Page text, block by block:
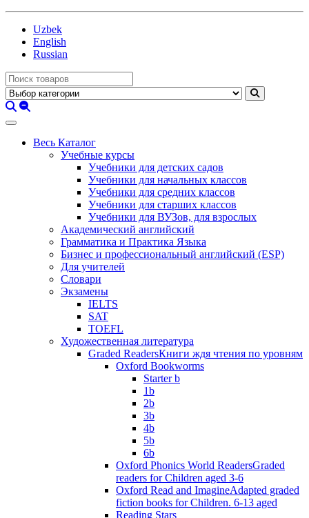
Uzbek
English
Russian
Весь Каталог
Учебные курсы
Учебники для детских садов
Учебники для начальных классов
Учебники для средних классов
Учебники для старших классов
Учебники для ВУЗов, для взрослых
Академический английский
Грамматика и Практика Языка
Бизнес и профессиональный английский (ESP)
Для учителей
Словари
Экзамены
IELTS
SAT
TOEFL
Художественная литература
Graded ReadersКниги ждя чтения по уровням
Oxford Bookworms
Starter b
1b
2b
3b
4b
5b
6b
Oxford Phonics World ReadersGraded
readers for Children aged 3-6
Oxford Read and ImagineAdapted graded
fiction books for Children. 6-13 aged
Reading Stars